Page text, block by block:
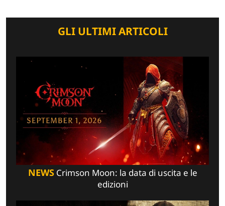
GLI ULTIMI ARTICOLI
NEWSCrimson Moon: la data di uscita e le
edizioni